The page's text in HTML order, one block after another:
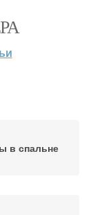
в спальне